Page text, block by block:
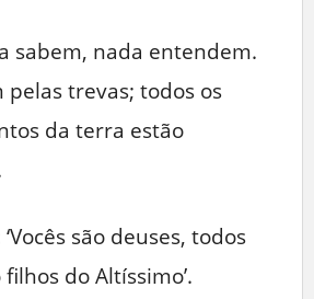
sabem, nada entendem.
pelas trevas; todos os
da terra estão
‘Vocês são deuses, todos
do Altíssimo’.